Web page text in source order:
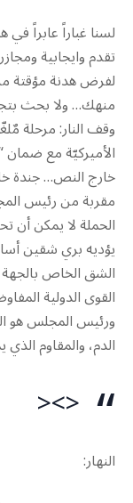
لسنا غباراً عابراً في
تقدم وايجابية
لفرض هدنة مؤقتة
منهك… ولا بحث
وقف النار: مرحلة
الأميركيّة مع ضمان
خارج النص… جندة
مقربة من رئيس
الحملة لا يمكن أن
يؤديه بري شقين
الشق الخاص
القوى الدولية
ورئيس المجلس هو
الدم، والمقاوم
<><
النهار: